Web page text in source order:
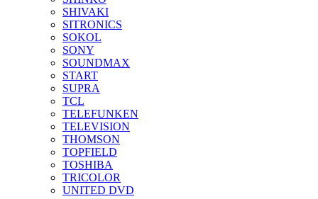
SHIVAKI
SITRONICS
SOKOL
SONY
SOUNDMAX
START
SUPRA
TCL
TELEFUNKEN
TELEVISION
THOMSON
TOPFIELD
TOSHIBA
TRICOLOR
UNITED DVD